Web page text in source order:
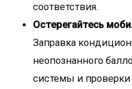
соответствия.
Остерегайтесь
Заправка
неопознанного
системы и проверки